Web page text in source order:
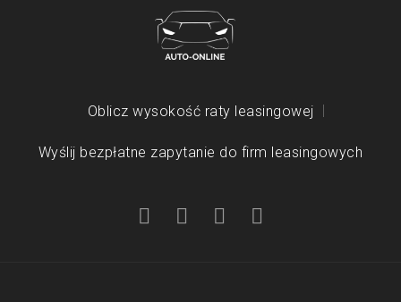
Oblicz wysokość raty leasingowej
Wyślij bezpłatne zapytanie do firm leasingowych